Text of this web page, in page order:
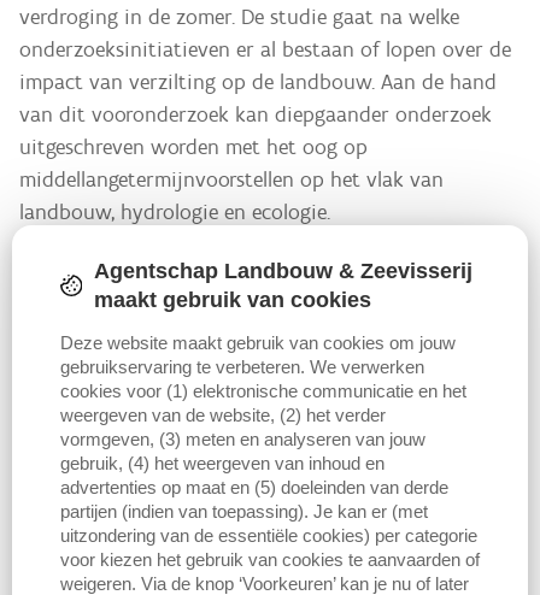
verdroging in de zomer. De studie gaat na welke
onderzoeksinitiatieven er al bestaan of lopen over de
impact van verzilting op de landbouw. Aan de hand
van dit vooronderzoek kan diepgaander onderzoek
uitgeschreven worden met het oog op
middellangetermijnvoorstellen op het vlak van
landbouw, hydrologie en ecologie.
Op middellange termijn kan de klimaatverandering in Vlaanderen
een wijziging van de hydrologie in de polders veroorzaken. In de
winter zullen we te maken hebben met nattere polders en in de
zomer met verdroging én meer hevige zomerbuien. Tegelijk kan de
stijging van de zeespiegel leiden tot verzilting van het oppervlakte-
en grondwater door toenemende verdroging in de zomer.
Schade door verzilting en verdroging is nauw verweven met elkaar
en kan daarom moeilijk los van elkaar behandeld worden. Een heel
belangrijke rol speelt drainage, die moeilijk omkeerbare verzilting
kan veroorzaken. Aangepaste drainage of eliminatie van drainage
kan leiden tot een vertraagde afvoer van zoet water.
Agentschap Landbouw & Zeevisserij
maakt gebruik van cookies
Deze website maakt gebruik van cookies om jouw
gebruikservaring te verbeteren. We verwerken
cookies voor (1) elektronische communicatie en het
weergeven van de website, (2) het verder
vormgeven, (3) meten en analyseren van jouw
gebruik, (4) het weergeven van inhoud en
advertenties op maat en (5) doeleinden van derde
partijen (indien van toepassing). Je kan er (met
uitzondering van de essentiële cookies) per categorie
voor kiezen het gebruik van cookies te aanvaarden of
weigeren. Via de knop ‘Voorkeuren’ kan je nu of later